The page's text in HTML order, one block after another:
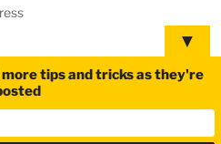
▼
tips and tricks as they're